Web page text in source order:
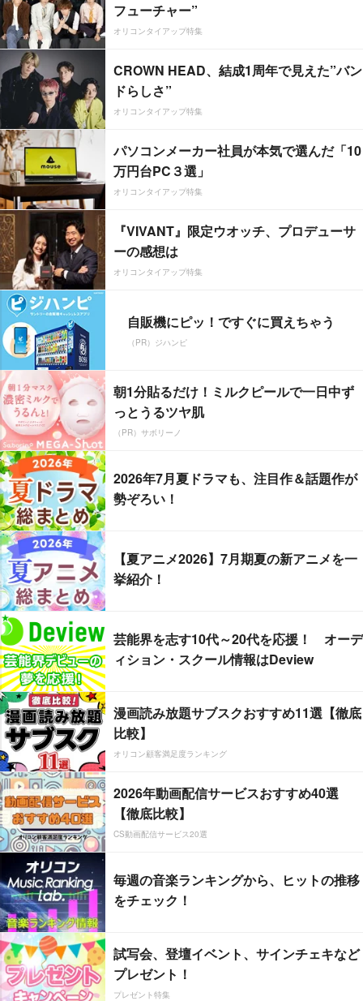
フューチャー”
オリコンタイアップ特集
CROWN HEAD、結成1周年で見えた”バン
ドらしさ”
オリコンタイアップ特集
パソコンメーカー社員が本気で選んだ「10
万円台PC３選」
オリコンタイアップ特集
『VIVANT』限定ウオッチ、プロデューサ
ーの感想は
オリコンタイアップ特集
自販機にピッ！ですぐに買えちゃう
（PR）ジハンピ
朝1分貼るだけ！ミルクピールで一日中ず
っとうるツヤ肌
（PR）サボリーノ
2026年7月夏ドラマも、注目作＆話題作が
勢ぞろい！
【夏アニメ2026】7月期夏の新アニメを一
挙紹介！
芸能界を志す10代～20代を応援！ オーデ
ィション・スクール情報はDeview
漫画読み放題サブスクおすすめ11選【徹底
比較】
オリコン顧客満足度ランキング
2026年動画配信サービスおすすめ40選
【徹底比較】
CS動画配信サービス20選
毎週の音楽ランキングから、ヒットの推移
をチェック！
試写会、登壇イベント、サインチェキなど
プレゼント！
プレゼント特集